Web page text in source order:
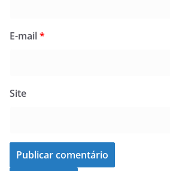
E-mail*
Site